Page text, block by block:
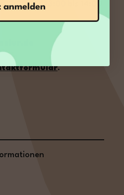
12:00 und 13:00 bis 14:00
.
anmelden